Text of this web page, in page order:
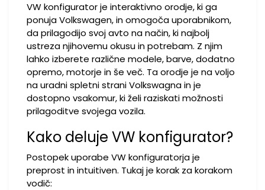
VW konfigurator je interaktivno orodje, ki ga
ponuja Volkswagen, in omogoča uporabnikom,
da prilagodijo svoj avto na način, ki najbolj
ustreza njihovemu okusu in potrebam. Z njim
lahko izberete različne modele, barve, dodatno
opremo, motorje in še več. Ta orodje je na voljo
na uradni spletni strani Volkswagna in je
dostopno vsakomur, ki želi raziskati možnosti
prilagoditve svojega vozila.
Kako deluje VW konfigurator?
Postopek uporabe VW konfiguratorja je
preprost in intuitiven. Tukaj je korak za korakom
vodič: